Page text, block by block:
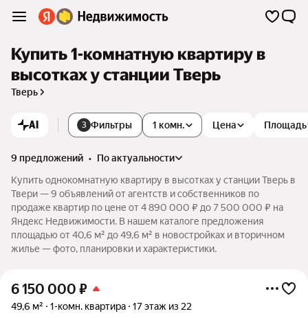
Купить 1-комнатную квартиру в
высотках у станции Тверь
Тверь
AI 3 Фильтры 1 комн. Цена Площадь
9 предложений •
по актуальности
Купить однокомнатную квартиру в высотках у станции Тверь в
Твери — 9 объявлений от агентств и собственников по
продаже квартир по цене от 4 890 000 ₽ до 7 500 000 ₽ на
Яндекс Недвижимости. В нашем каталоге предложения
площадью от 40,6 м² до 49,6 м² в новостройках и вторичном
жилье — фото, планировки и характеристики.
6 150 000 ₽
49,6 м² 1-комн. квартира 17 этаж из 22